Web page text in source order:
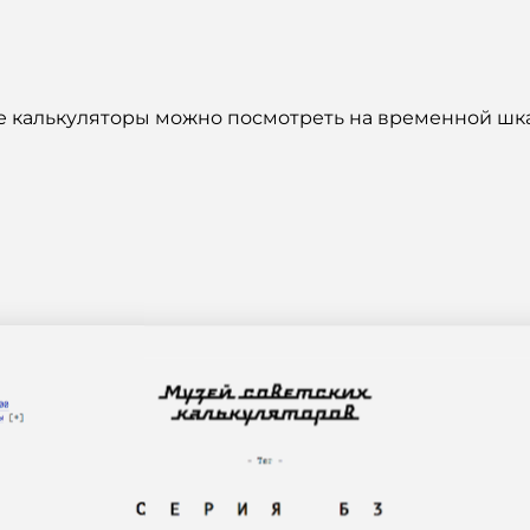
калькуляторы можно посмотреть на временной